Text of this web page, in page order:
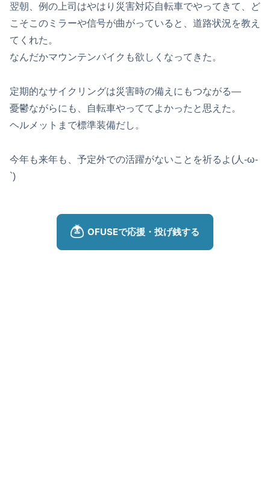
翌朝、例の上司はやはり災害対応自転車でやってきて、ど
こそこのミラーや信号が曲がっていると、道路状況を教え
てくれた。
なんだかマウンテンバイクも欲しくなってきた。
定期的なサイクリングは災害時の備えにもつながる—
憂鬱ながらにも、自転車やっててよかったと思えた。
ヘルメットまで標準装備だし。
今年も来年も、予定外での活躍がないことを祈るよ(人-ω-
`)